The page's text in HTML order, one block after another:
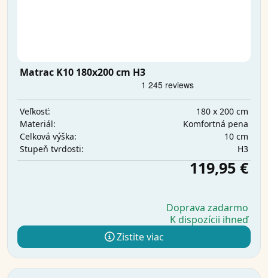
Matrac K10 180x200 cm H3
Veľkosť:
180 x 200 cm
Materiál:
Komfortná pena
Celková výška:
10 cm
Stupeň tvrdosti:
H3
119,95 €
Doprava zadarmo
K dispozícii ihneď
Zistite viac